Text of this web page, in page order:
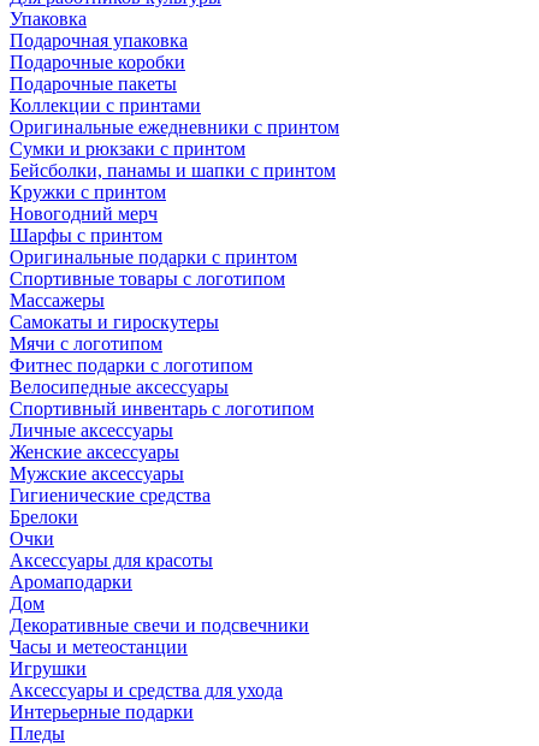
Упаковка
Подарочная упаковка
Подарочные коробки
Подарочные пакеты
Коллекции с принтами
Оригинальные ежедневники с принтом
Сумки и рюкзаки с принтом
Бейсболки, панамы и шапки с принтом
Кружки с принтом
Новогодний мерч
Шарфы с принтом
Оригинальные подарки с принтом
Спортивные товары с логотипом
Массажеры
Самокаты и гироскутеры
Мячи с логотипом
Фитнес подарки с логотипом
Велосипедные аксессуары
Спортивный инвентарь с логотипом
Личные аксессуары
Женские аксессуары
Мужские аксессуары
Гигиенические средства
Брелоки
Очки
Аксессуары для красоты
Аромаподарки
Дом
Декоративные свечи и подсвечники
Часы и метеостанции
Игрушки
Аксессуары и средства для ухода
Интерьерные подарки
Пледы